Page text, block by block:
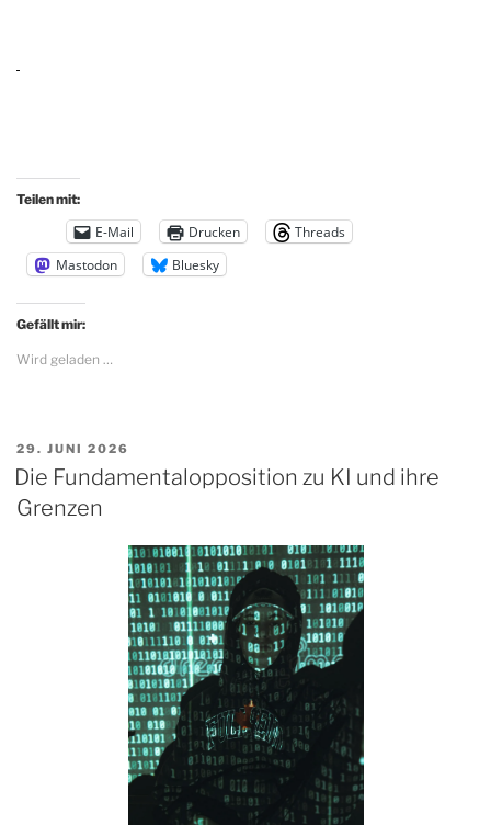
Teilen mit:
E-Mail Drucken
Threads
Mastodon
Bluesky
Gefällt mir:
Wird geladen …
VERÖFFENTLICHT
AM
29. JUNI 2026
Die Fundamentalopposition zu KI und ihre
Grenzen